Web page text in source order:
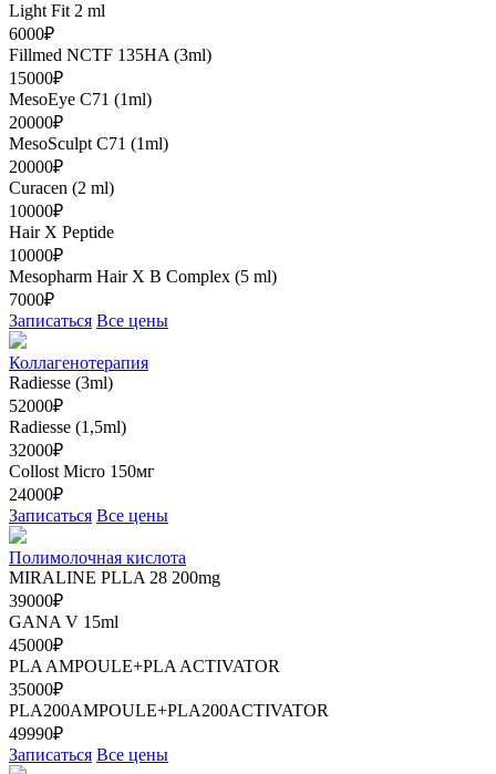
Light Fit 2 ml
6000₽
Fillmed NCTF 135HA (3ml)
15000₽
MesoEye C71 (1ml)
20000₽
MesoSculpt C71 (1ml)
20000₽
Curacen (2 ml)
10000₽
Hair X Peptide
10000₽
Mesopharm Hair X В Complex (5 ml)
7000₽
Записаться Все цены
Коллагенотерапия
Radiesse (3ml)
52000₽
Radiesse (1,5ml)
32000₽
Collost Micro 150мг
24000₽
Записаться Все цены
Полимолочная кислота
MIRALINE PLLA 28 200mg
39000₽
GANA V 15ml
45000₽
PLA AMPOULE+PLA ACTIVATOR
35000₽
PLA200AMPOULE+PLA200ACTIVATOR
49990₽
Записаться Все цены